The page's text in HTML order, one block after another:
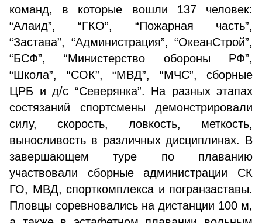
команд, в которые вошли 137 человек:
“Алаид”, “ГКО”, “Пожарная часть”,
“Застава”, “Администрация”, “ОкеанСтрой”,
“БСФ”, “Министерство обороны РФ”,
“Школа”, “СОК”, “МВД”, “МЧС”, сборные
ЦРБ и д/с “Северянка”. На разных этапах
состязаний спортсмены демонстрировали
силу, скорость, ловкость, меткость,
выносливость в различных дисциплинах. В
завершающем туре по плаванию
участвовали сборные администрации СК
ГО, МВД, спорткомплекса и погранзаставы.
Пловцы соревновались на дистанции 100 м,